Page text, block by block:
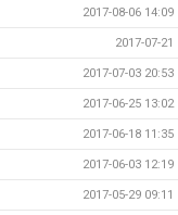
2017-08-06 14:09
2017-07-21
2017-07-03 20:53
2017-06-25 13:02
2017-06-18 11:35
2017-06-03 12:19
2017-05-29 09:11